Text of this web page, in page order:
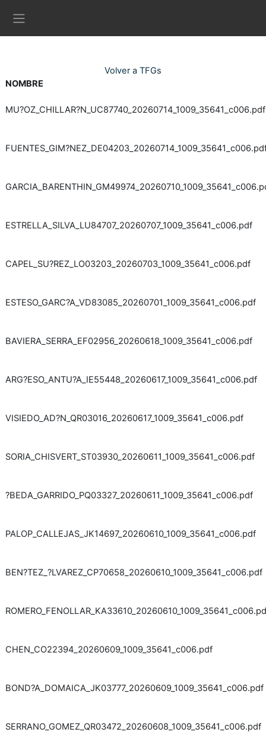
Volver a TFGs
NOMBRE
MU?OZ_CHILLAR?N_UC87740_20260714_1009_35641_c006.pdf
ESTRELLA_SILVA_LU84707_20260707_1009_35641_c006.pdf
CAPEL_SU?REZ_LO03203_20260703_1009_35641_c006.pdf
ESTESO_GARC?A_VD83085_20260701_1009_35641_c006.pdf
BAVIERA_SERRA_EF02956_20260618_1009_35641_c006.pdf
ARG?ESO_ANTU?A_IE55448_20260617_1009_35641_c006.pdf
VISIEDO_AD?N_QR03016_20260617_1009_35641_c006.pdf
SORIA_CHISVERT_ST03930_20260611_1009_35641_c006.pdf
?BEDA_GARRIDO_PQ03327_20260611_1009_35641_c006.pdf
PALOP_CALLEJAS_JK14697_20260610_1009_35641_c006.pdf
BEN?TEZ_?LVAREZ_CP70658_20260610_1009_35641_c006.pdf
CHEN_CO22394_20260609_1009_35641_c006.pdf
BOND?A_DOMAICA_JK03777_20260609_1009_35641_c006.pdf
SERRANO_GOMEZ_QR03472_20260608_1009_35641_c006.pdf